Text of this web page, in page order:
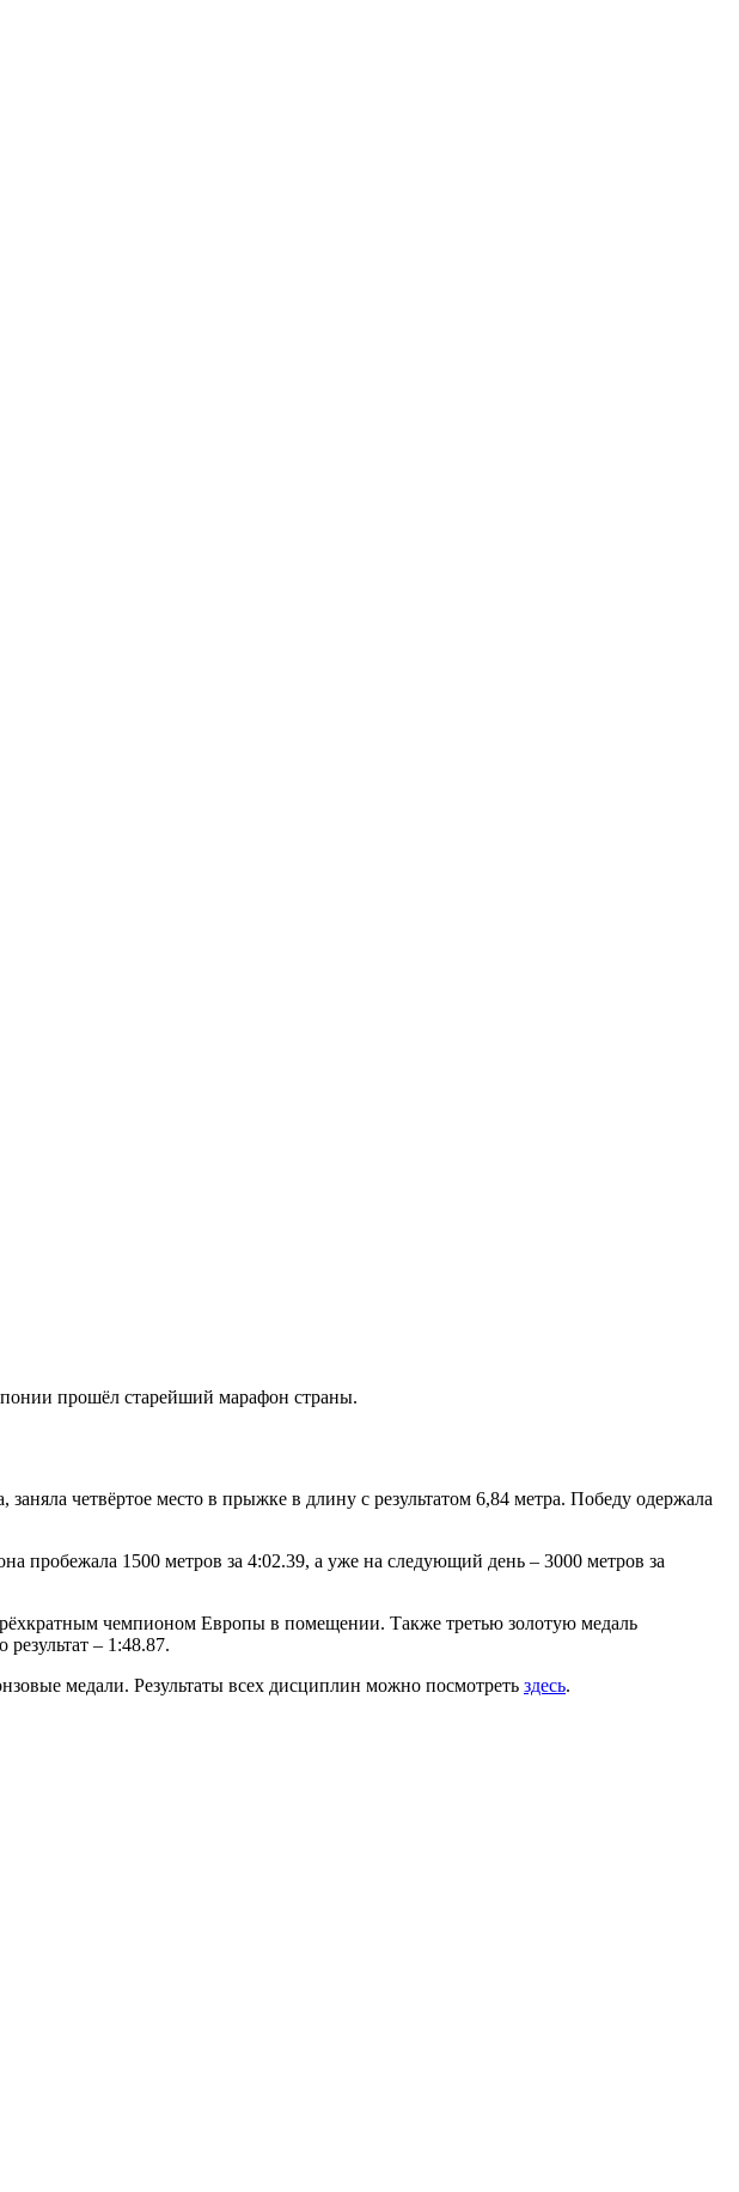
прошёл старейший марафон страны.
четвёртое место в прыжке в длину с результатом 6,84 метра. Победу одержала
пробежала 1500 метров за 4:02.39, а уже на следующий день – 3000 метров за
чемпионом Европы в помещении. Также третью золотую медаль
– 1:48.87.
медали. Результаты всех дисциплин можно посмотреть здесь.